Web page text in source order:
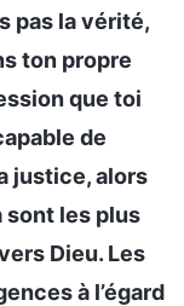
pas la vérité,
ton propre
que toi
de
justice, alors
sont les plus
Dieu. Les
à l’égard